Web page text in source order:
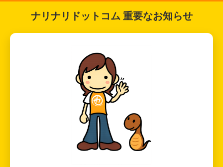
ナリナリドットコム 重要なお知らせ